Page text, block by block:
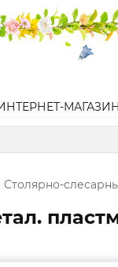
МАГАЗИН
Столярно-